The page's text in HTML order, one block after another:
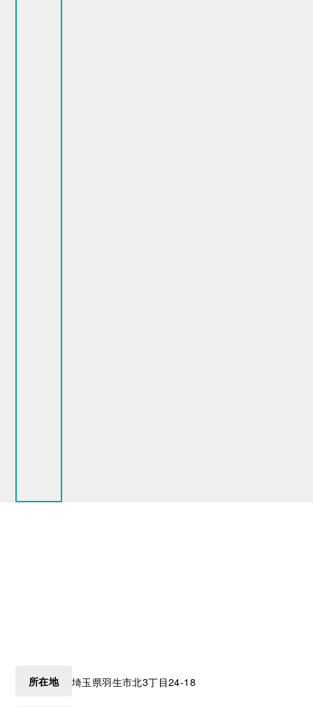
所在地 埼玉県羽生市北3丁目24-18